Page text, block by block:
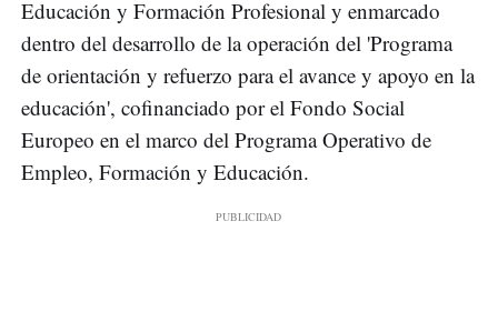
Educación y Formación Profesional y enmarcado
dentro del desarrollo de la operación del 'Programa
de orientación y refuerzo para el avance y apoyo en la
educación', cofinanciado por el Fondo Social
Europeo en el marco del Programa Operativo de
Empleo, Formación y Educación.